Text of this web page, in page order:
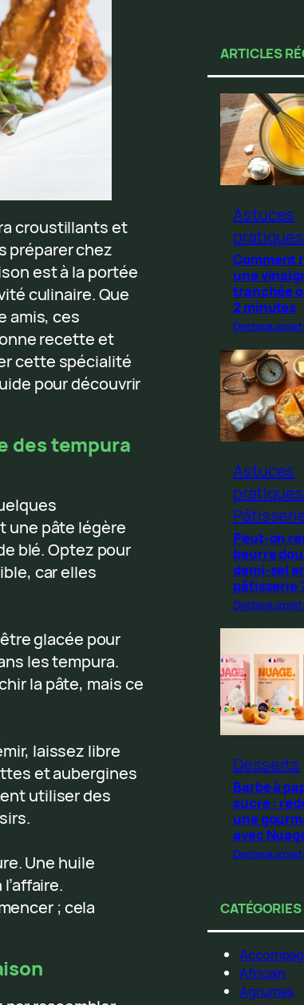
croustillants et
préparer chez
est à la portée
culinaire. Que
amis, ces
recette et
cette spécialité
pour découvrir
des tempura
une pâte légère
blé. Optez pour
car elles
glacée pour
les tempura.
la pâte, mais ce
laissez libre
et aubergines
utiliser des
Une huile
; cela
ARTICLES
Astuces
pratiques
Comment
une
tranchée
2 minutes
Astuces
pratiques
Peut-on
beurre
demi-sel
pâtisserie
Desserts
Barbe à
sucre :
une
avec
CATÉGORIES
Africain
Agrumes